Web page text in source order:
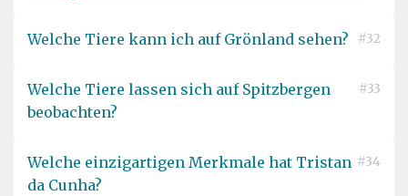
Welche Tiere kann ich auf Grönland sehen? #32
Welche Tiere lassen sich auf Spitzbergen
beobachten?
#33
Welche einzigartigen Merkmale hat Tristan
da Cunha?
#34